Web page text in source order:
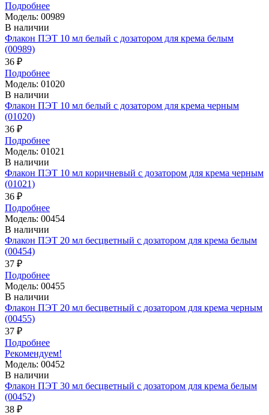
Подробнее
Модель: 00989
В наличии
Флакон ПЭТ 10 мл белый с дозатором для крема белым
(00989)
36 ₽
Подробнее
Модель: 01020
В наличии
Флакон ПЭТ 10 мл белый с дозатором для крема черным
(01020)
36 ₽
Подробнее
Модель: 01021
В наличии
Флакон ПЭТ 10 мл коричневый с дозатором для крема черным
(01021)
36 ₽
Подробнее
Модель: 00454
В наличии
Флакон ПЭТ 20 мл бесцветный с дозатором для крема белым
(00454)
37 ₽
Подробнее
Модель: 00455
В наличии
Флакон ПЭТ 20 мл бесцветный с дозатором для крема черным
(00455)
37 ₽
Подробнее
Рекомендуем!
Модель: 00452
В наличии
Флакон ПЭТ 30 мл бесцветный с дозатором для крема белым
(00452)
38 ₽